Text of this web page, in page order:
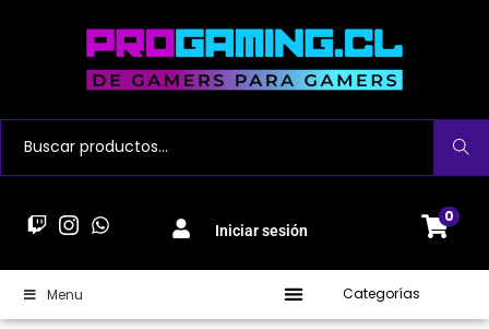
Buscar
Iniciar sesión
0
Menu Categorías